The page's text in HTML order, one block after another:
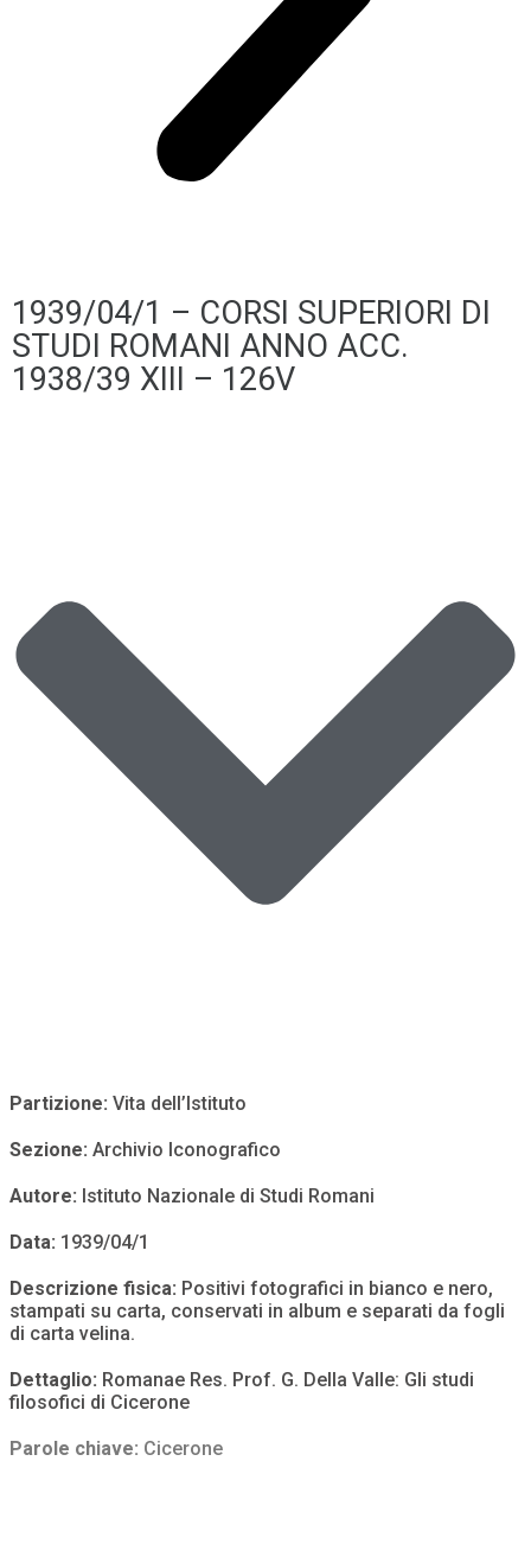
1939/04/1 – CORSI SUPERIORI DI
STUDI ROMANI ANNO ACC.
1938/39 XIII – 126V
Partizione: Vita dell’Istituto
Sezione: Archivio Iconografico
Autore: Istituto Nazionale di Studi Romani
Data: 1939/04/1
Descrizione fisica: Positivi fotografici in bianco e nero,
stampati su carta, conservati in album e separati da fogli
di carta velina.
Dettaglio: Romanae Res. Prof. G. Della Valle: Gli studi
filosofici di Cicerone
Parole chiave: Cicerone